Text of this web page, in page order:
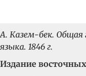
А. Казем-бек.
языка. 1846 г.
Издание